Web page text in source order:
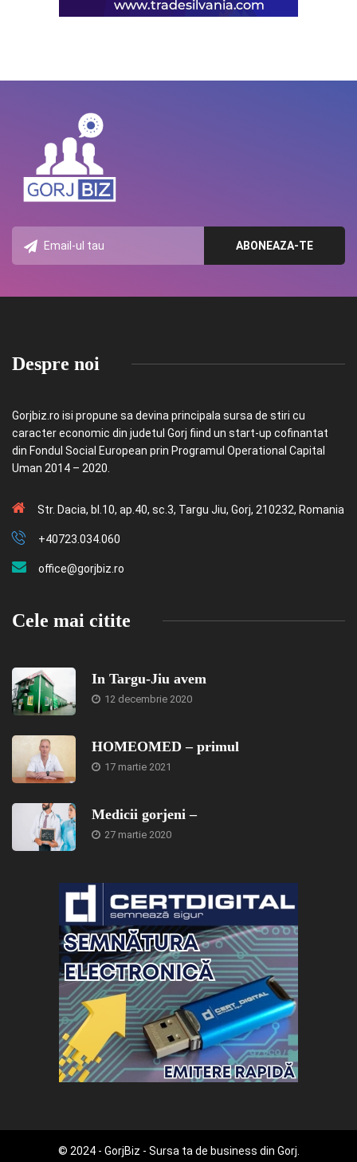
Despre noi
Gorjbiz.ro isi propune sa devina principala sursa de stiri cu
caracter economic din judetul Gorj fiind un start-up cofinantat
din Fondul Social European prin Programul Operational Capital
Uman 2014 – 2020.
Str. Dacia, bl.10, ap.40, sc.3, Targu Jiu, Gorj, 210232, Romania
+40723.034.060
office@gorjbiz.ro
Cele mai citite
In Targu-Jiu avem
12 decembrie 2020
HOMEOMED – primul
17 martie 2021
Medicii gorjeni –
27 martie 2020
© 2024 - GorjBiz - Sursa ta de business din Gorj.